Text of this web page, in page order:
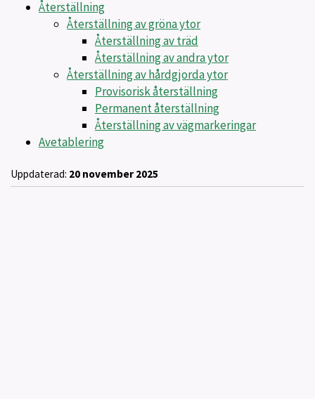
Återställning
Återställning av gröna ytor
Återställning av träd
Återställning av andra ytor
Återställning av hårdgjorda ytor
Provisorisk återställning
Permanent återställning
Återställning av vägmarkeringar
Avetablering
Uppdaterad: 20 november 2025